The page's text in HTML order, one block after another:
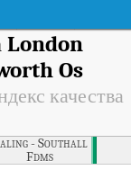
London
Os
качества
- Southall
Fdms